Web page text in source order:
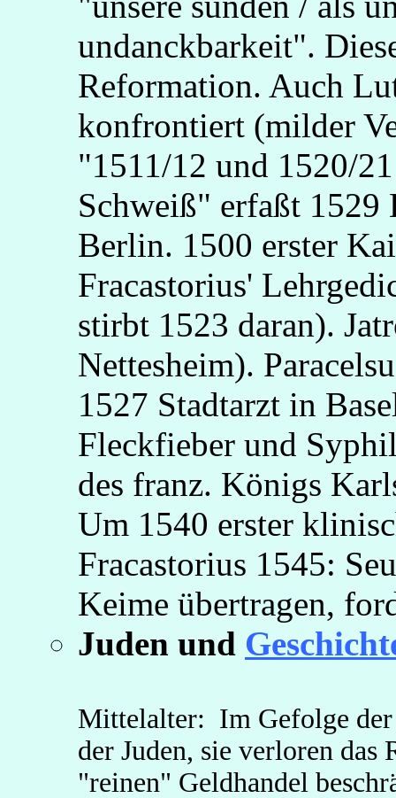
undanckbarkeit".
Reformation. Auch
konfrontiert (milder
"1511/12 und 1520/
Schweiß" erfaßt 1529
Berlin. 1500 erster
Fracastorius'
stirbt 1523 daran).
Nettesheim).
1527 Stadtarzt in
Fleckfieber und
des franz. Königs
Um 1540 erster
Fracastorius 1545:
Keime übertragen,
Juden und
Mittelalter: Im Gefolge
der Juden, sie verloren
"reinen" Geldhandel